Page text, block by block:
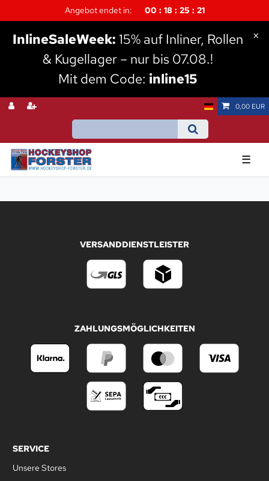
Angebot endet in: 00 18 25 21
InlineSaleWeek: 15% auf Inliner, Rollen
& Kugellager – nur bis 07.08.!
Mit dem Code: inline15
×
0,00 EUR
☰
VERSANDDIENSTLEISTER
ZAHLUNGSMÖGLICHKEITEN
SERVICE
Unsere Stores